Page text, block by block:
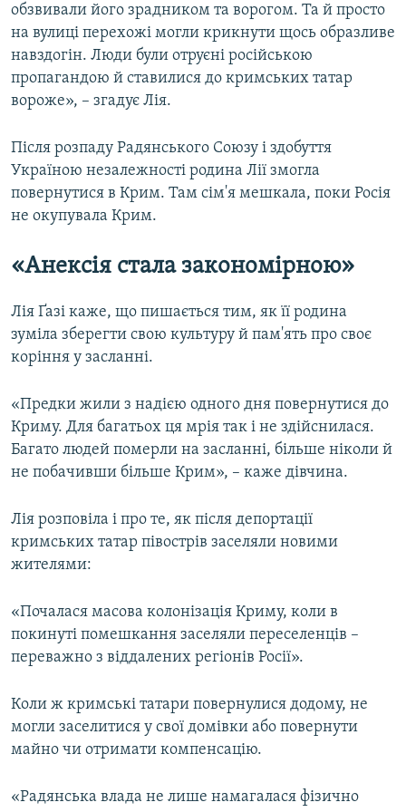
обзвивали його зрадником та ворогом. Та й просто
на вулиці перехожі могли крикнути щось образливе
навздогін. Люди були отруєні російською
пропагандою й ставилися до кримських татар
вороже», – згадує Лія.
Після розпаду Радянського Союзу і здобуття
Україною незалежності родина Лії змогла
повернутися в Крим. Там сім'я мешкала, поки Росія
не окупувала Крим.
«Анексія стала закономірною»
Лія Ґазі каже, що пишається тим, як її родина
зуміла зберегти свою культуру й пам'ять про своє
коріння у засланні.
«Предки жили з надією одного дня повернутися до
Криму. Для багатьох ця мрія так і не здійснилася.
Багато людей померли на засланні, більше ніколи й
не побачивши більше Крим», – каже дівчина.
Лія розповіла і про те, як після депортації
кримських татар півострів заселяли новими
жителями:
«Почалася масова колонізація Криму, коли в
покинуті помешкання заселяли переселенців –
переважно з віддалених регіонів Росії».
Коли ж кримські татари повернулися додому, не
могли заселитися у свої домівки або повернути
майно чи отримати компенсацію.
«Радянська влада не лише намагалася фізично